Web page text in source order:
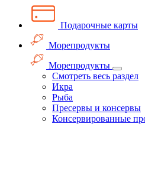
Подарочные карты
Морепродукты
Морепродукты
Смотреть весь раздел
Икра
Рыба
Пресервы и консервы
Консервированные